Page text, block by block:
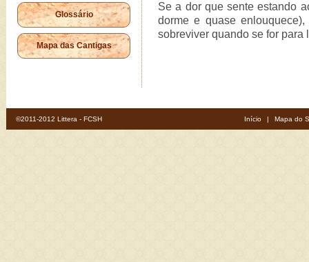
Glossário
Mapa das Cantigas
Se a dor que sente estando
dorme e quase
sobreviver quando se for para
©2011-2012 Littera - FCSH Início | Mapa do